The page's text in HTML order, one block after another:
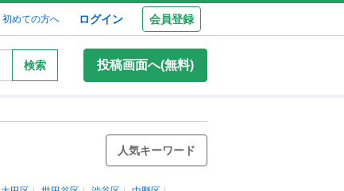
初めての方へ ログイン 会員登録
検索 投稿画面へ(無料)
人気キーワード